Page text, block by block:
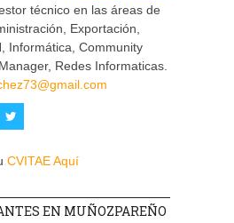
técnico en las áreas de
Exportación,
Informática, Community
Redes Informaticas.
CVITAE Aquí
EN MUÑOZPAREÑO